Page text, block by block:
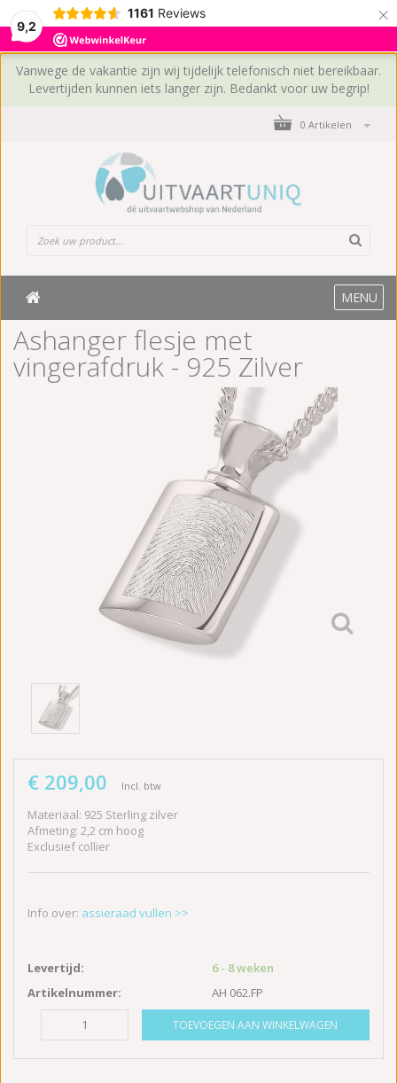
9,2
1161 Reviews ×
Vanwege de vakantie zijn wij tijdelijk telefonisch niet bereikbaar.
Levertijden kunnen iets langer zijn. Bedankt voor uw begrip!
0 Artikelen
MENU
Ashanger flesje met
vingerafdruk - 925 Zilver
€ 209,00 Incl. btw
Materiaal: 925 Sterling zilver
Afmeting: 2,2 cm hoog
Exclusief collier
Info over: assieraad vullen >>
Levertijd:
6 - 8 weken
Artikelnummer:
AH 062.FP
TOEVOEGEN AAN WINKELWAGEN